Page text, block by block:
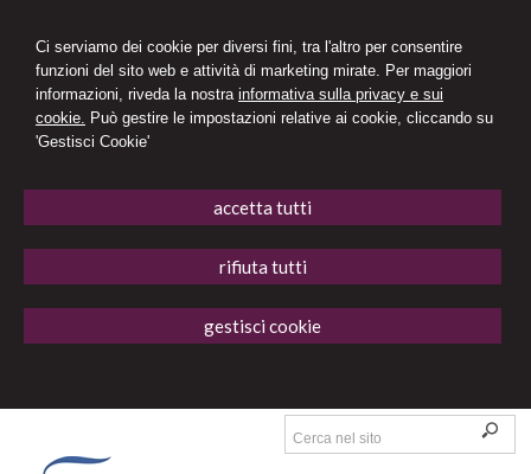
Ci serviamo dei cookie per diversi fini, tra l'altro per consentire
funzioni del sito web e attività di marketing mirate. Per maggiori
informazioni, riveda la nostra informativa sulla privacy e sui
cookie. Può gestire le impostazioni relative ai cookie, cliccando su
'Gestisci Cookie'
accetta tutti
rifiuta tutti
gestisci cookie